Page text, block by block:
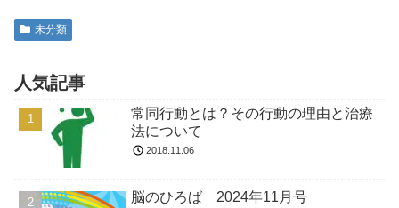
未分類
人気記事
常同行動とは？その行動の理由と治療
法について
2018.11.06
脳のひろば 2024年11月号